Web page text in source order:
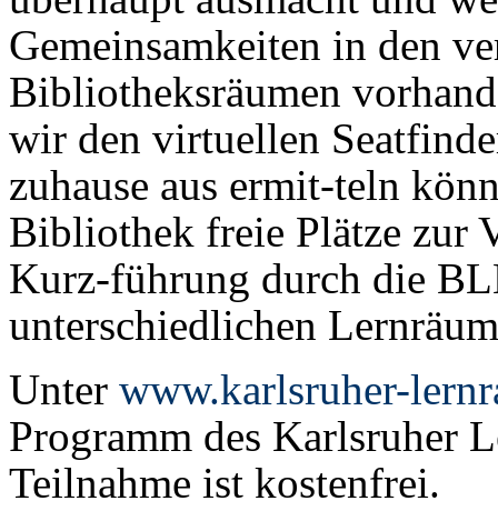
Gemeinsamkeiten in den
Bibliotheksräumen
wir den virtuellen
zuhause aus ermit-teln
Bibliothek freie Plätze zur
Kurz-führung durch die
unterschiedlichen
Unter www.karlsruher-
Programm des Karlsruher
Teilnahme ist kostenfrei.